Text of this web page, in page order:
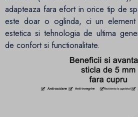
adapteaza fara efort in orice tip de
este doar o oglinda, ci un element
estetica si tehnologia de ultima
de confort si functionalitate.